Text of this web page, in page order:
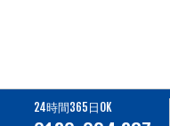
24時間365日OK